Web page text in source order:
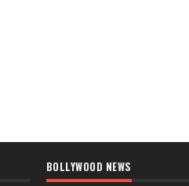
BOLLYWOOD NEWS